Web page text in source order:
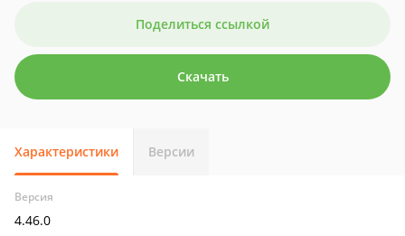
Поделиться ссылкой
Скачать
Характеристики Версии
Версия
4.46.0